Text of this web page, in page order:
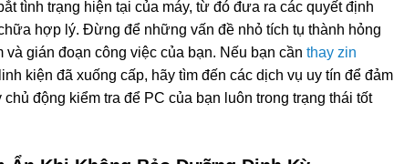
tình trạng hiện tại của máy, từ đó đưa ra các quyết định
hợp lý. Đừng để những vấn đề nhỏ tích tụ thành hỏng
và gián đoạn công việc của bạn. Nếu bạn cần thay zin
kiện đã xuống cấp, hãy tìm đến các dịch vụ uy tín để đảm
động kiểm tra để PC của bạn luôn trong trạng thái tốt